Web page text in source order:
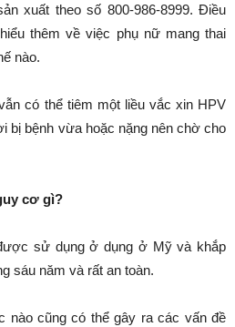
xuất theo số 800-986-8999. Điều
thêm về việc phụ nữ mang thai
nào.
có thể tiêm một liều vắc xin HPV
bị bệnh vừa hoặc nặng nên chờ cho
cơ gì?
sử dụng ở dụng ở Mỹ và khắp
sáu năm và rất an toàn.
nào cũng có thể gây ra các vấn đề